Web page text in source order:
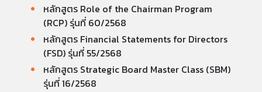
หลักสูตร Role of the Chairman Program
(RCP) รุ่นที่ 60/2568
หลักสูตร Financial Statements for Directors
(FSD) รุ่นที่ 55/2568
หลักสูตร Strategic Board Master Class (SBM)
รุ่นที่ 16/2568